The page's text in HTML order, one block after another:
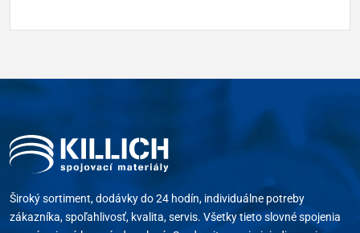
Široký sortiment, dodávky do 24 hodín, individuálne potreby
zákazníka, spoľahlivosť, kvalita, servis. Všetky tieto slovné spojenia